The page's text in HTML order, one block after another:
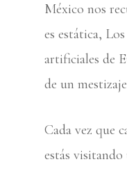
México nos
es estática,
artificiales de
de un
Cada vez que
estás